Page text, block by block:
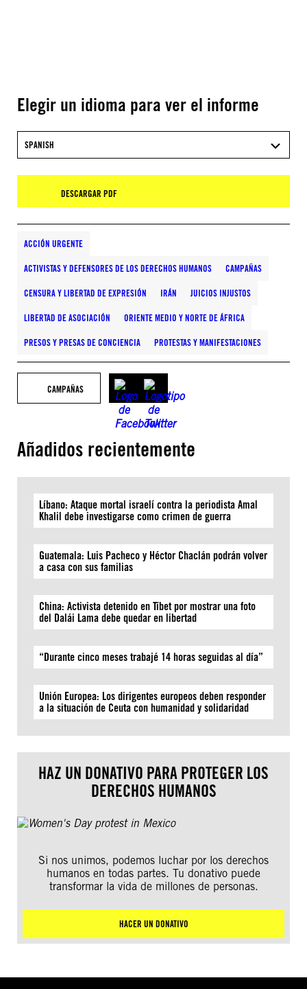
Elegir un idioma para ver el informe
SPANISH
DESCARGAR PDF
ACCIÓN URGENTE
ACTIVISTAS Y DEFENSORES DE LOS DERECHOS HUMANOS CAMPAÑAS
CENSURA Y LIBERTAD DE EXPRESIÓN IRÁN JUICIOS INJUSTOS
LIBERTAD DE ASOCIACIÓN ORIENTE MEDIO Y NORTE DE ÁFRICA
PRESOS Y PRESAS DE CONCIENCIA PROTESTAS Y MANIFESTACIONES
CAMPAÑAS
Añadidos recientemente
Líbano: Ataque mortal israelí contra la periodista Amal
Khalil debe investigarse como crimen de guerra
Guatemala: Luis Pacheco y Héctor Chaclán podrán volver
a casa con sus familias
China: Activista detenido en Tíbet por mostrar una foto
del Dalái Lama debe quedar en libertad
“Durante cinco meses trabajé 14 horas seguidas al día”
Unión Europea: Los dirigentes europeos deben responder
a la situación de Ceuta con humanidad y solidaridad
HAZ UN DONATIVO PARA PROTEGER LOS
DERECHOS HUMANOS
Si nos unimos, podemos luchar por los derechos
humanos en todas partes. Tu donativo puede
transformar la vida de millones de personas.
HACER UN DONATIVO